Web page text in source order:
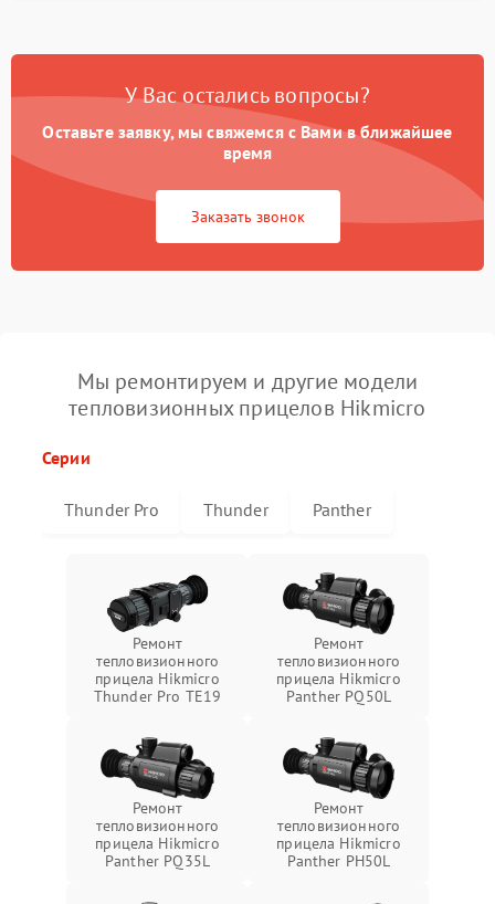
У Вас остались вопросы?
Оставьте заявку, мы свяжемся с Вами в ближайшее
время
Заказать звонок
Мы ремонтируем и другие модели
тепловизионных прицелов Hikmicro
Серии
Thunder Pro Thunder Panther
Ремонт
тепловизионного
прицела Hikmicro
Thunder Pro TE19
Ремонт
тепловизионного
прицела Hikmicro
Panther PQ50L
Ремонт
тепловизионного
прицела Hikmicro
Panther PQ35L
Ремонт
тепловизионного
прицела Hikmicro
Panther PH50L